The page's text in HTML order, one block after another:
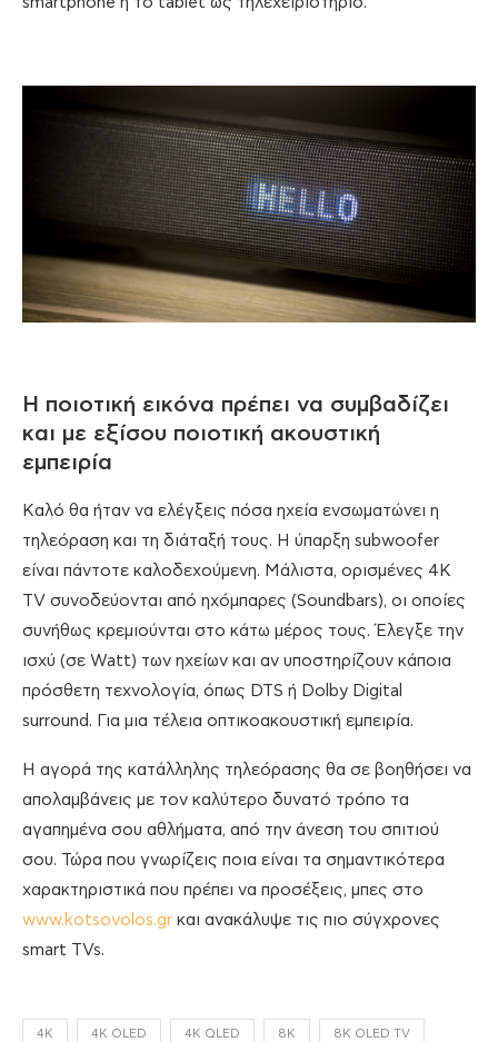
Η ποιοτική εικόνα πρέπει να συμβαδίζει
και με εξίσου ποιοτική ακουστική
εμπειρία
Καλό θα ήταν να ελέγξεις πόσα ηχεία ενσωματώνει η
τηλεόραση και τη διάταξή τους. Η ύπαρξη subwoofer
είναι πάντοτε καλοδεχούμενη. Μάλιστα, ορισμένες 4K
TV συνοδεύονται από ηχόμπαρες (Soundbars), οι οποίες
συνήθως κρεμιούνται στο κάτω μέρος τους. Έλεγξε την
ισχύ (σε Watt) των ηχείων και αν υποστηρίζουν κάποια
πρόσθετη τεχνολογία, όπως DTS ή Dolby Digital
surround. Για μια τέλεια οπτικοακουστική εμπειρία.
Η αγορά της κατάλληλης τηλεόρασης θα σε βοηθήσει να
απολαμβάνεις με τον καλύτερο δυνατό τρόπο τα
αγαπημένα σου αθλήματα, από την άνεση του σπιτιού
σου. Τώρα που γνωρίζεις ποια είναι τα σημαντικότερα
χαρακτηριστικά που πρέπει να προσέξεις, μπες στο
www.kotsovolos.gr και ανακάλυψε τις πιο σύγχρονες
smart TVs.
4K 4K OLED 4K QLED 8K 8K OLED TV